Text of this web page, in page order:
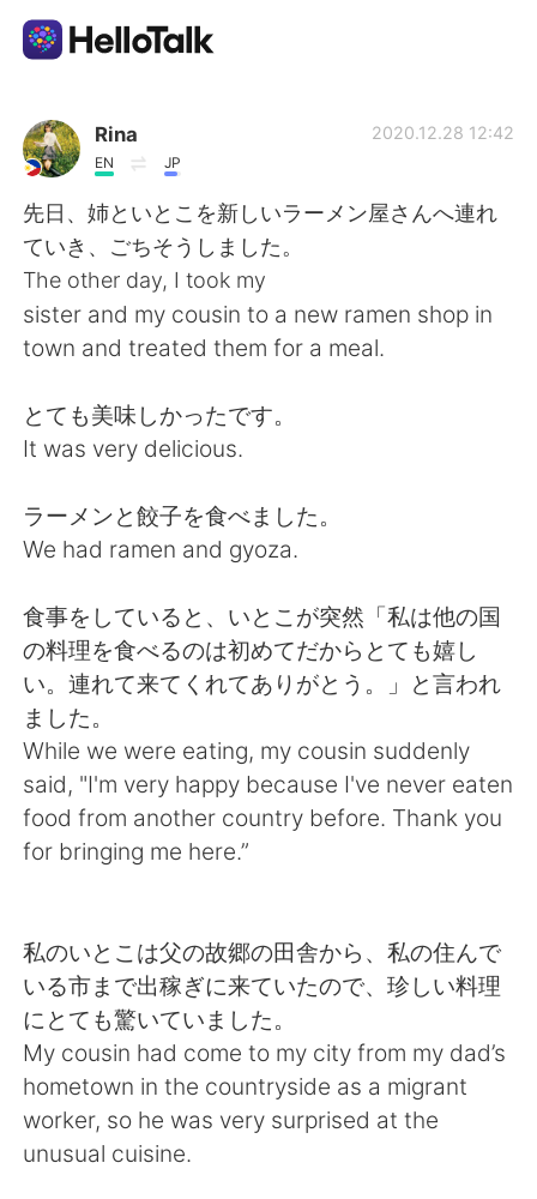
Приложение для Языкового Обмена
AI Grammar Checker
Русский
English 简体中文
繁體中文 Español
Deutsch 日本語
한국어 ไทย
Indonesia Italiano
Türkçe
Português
Rina
EN JP
2020.12.28 12:42
先日、姉といとこを新しいラーメン屋さんへ連れ
ていき、ごちそうしました。
The other day, I took my
sister and my cousin to a new ramen shop in
town and treated them for a meal.
とても美味しかったです。
It was very delicious.
ラーメンと餃子を食べました。
We had ramen and gyoza.
食事をしていると、いとこが突然「私は他の国
の料理を食べるのは初めてだからとても嬉し
い。連れて来てくれてありがとう。」と言われ
ました。
While we were eating, my cousin suddenly
said, "I'm very happy because I've never eaten
food from another country before. Thank you
for bringing me here.”
私のいとこは父の故郷の田舎から、私の住んで
いる市まで出稼ぎに来ていたので、珍しい料理
にとても驚いていました。
My cousin had come to my city from my dad’s
hometown in the countryside as a migrant
worker, so he was very surprised at the
unusual cuisine.